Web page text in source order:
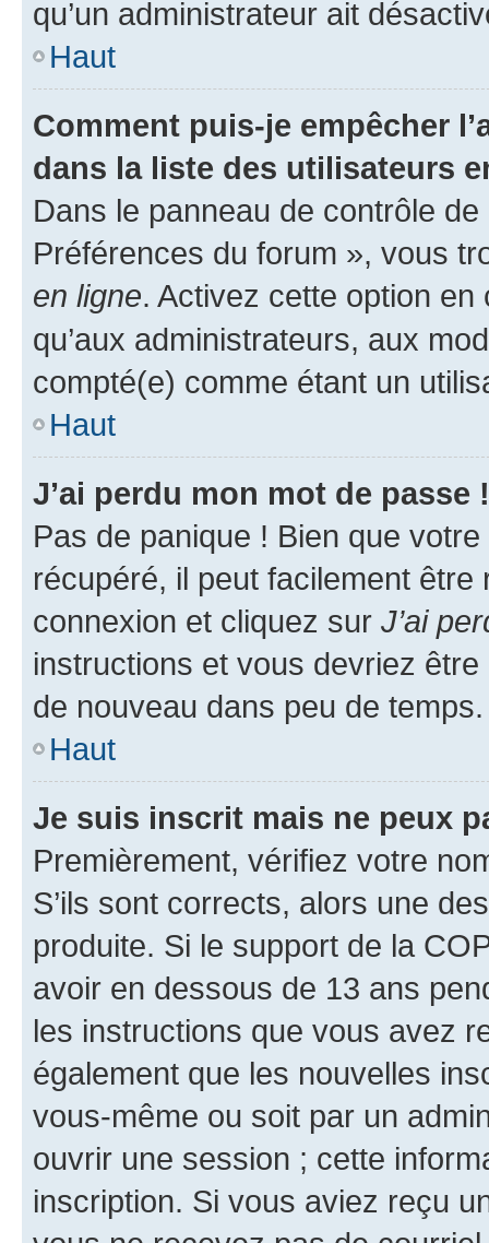
qu’un administrateur ait
Haut
Comment puis-je empêcher
dans la liste des utilisateurs
Dans le panneau de contrôle
Préférences du forum », vous
en ligne. Activez cette option
qu’aux administrateurs, aux
compté(e) comme étant un
Haut
J’ai perdu mon mot de passe !
Pas de panique ! Bien que
récupéré, il peut facilement
connexion et cliquez sur J’ai
instructions et vous devriez
de nouveau dans peu de temps.
Haut
Je suis inscrit mais ne peux
Premièrement, vérifiez votre
S’ils sont corrects, alors une
produite. Si le support de la
avoir en dessous de 13 ans
les instructions que vous avez
également que les nouvelles
vous-même ou soit par un
ouvrir une session ; cette
inscription. Si vous aviez reçu